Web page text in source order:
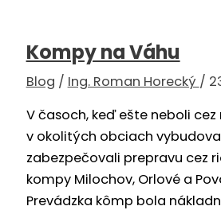
Kompy na Váhu
Blog / Ing. Roman Horecký /
V časoch, keď ešte neboli cez
v okolitých obciach
zabezpečovali prepravu cez
kompy Milochov, Orlové a
Prevádzka kômp bola